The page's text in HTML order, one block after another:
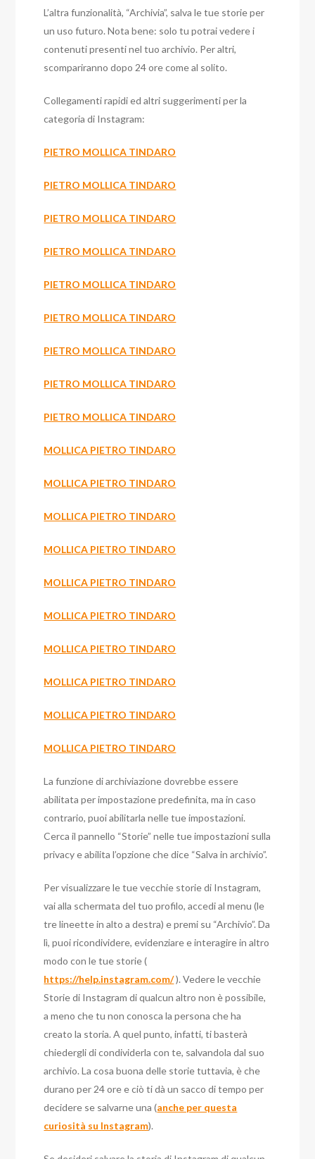
L’altra funzionalità, “Archivia”, salva le tue storie per
un uso futuro. Nota bene: solo tu potrai vedere i
contenuti presenti nel tuo archivio. Per altri,
scompariranno dopo 24 ore come al solito.
Collegamenti rapidi ed altri suggerimenti per la
categoria di Instagram:
PIETRO MOLLICA TINDARO
PIETRO MOLLICA TINDARO
PIETRO MOLLICA TINDARO
PIETRO MOLLICA TINDARO
PIETRO MOLLICA TINDARO
PIETRO MOLLICA TINDARO
PIETRO MOLLICA TINDARO
PIETRO MOLLICA TINDARO
PIETRO MOLLICA TINDARO
MOLLICA PIETRO TINDARO
MOLLICA PIETRO TINDARO
MOLLICA PIETRO TINDARO
MOLLICA PIETRO TINDARO
MOLLICA PIETRO TINDARO
MOLLICA PIETRO TINDARO
MOLLICA PIETRO TINDARO
MOLLICA PIETRO TINDARO
MOLLICA PIETRO TINDARO
MOLLICA PIETRO TINDARO
La funzione di archiviazione dovrebbe essere
abilitata per impostazione predefinita, ma in caso
contrario, puoi abilitarla nelle tue impostazioni.
Cerca il pannello “Storie” nelle tue impostazioni sulla
privacy e abilita l’opzione che dice “Salva in archivio”.
Per visualizzare le tue vecchie storie di Instagram,
vai alla schermata del tuo profilo, accedi al menu (le
tre lineette in alto a destra) e premi su “Archivio”. Da
lì, puoi ricondividere, evidenziare e interagire in altro
modo con le tue storie (
https://help.instagram.com/). Vedere le vecchie
Storie di Instagram di qualcun altro non è possibile,
a meno che tu non conosca la persona che ha
creato la storia. A quel punto, infatti, ti basterà
chiedergli di condividerla con te, salvandola dal suo
archivio. La cosa buona delle storie tuttavia, è che
durano per 24 ore e ciò ti dà un sacco di tempo per
decidere se salvarne una (anche per questa
curiosità su Instagram).